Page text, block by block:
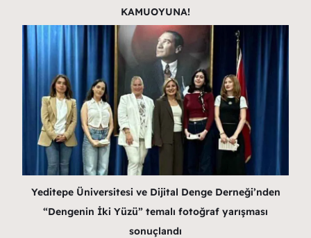
KAMUOYUNA!
Yeditepe Üniversitesi ve Dijital Denge Derneği’nden
“Dengenin İki Yüzü” temalı fotoğraf yarışması
sonuçlandı